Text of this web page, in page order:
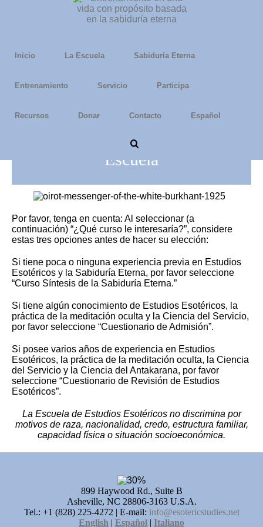
Inicio La Escuela Sabiduría Eterna
Entrenamiento Servicio Participa
Recursos Donar Contacto Español
Solicitud de Admisión a la
Escuela
Por favor, tenga en cuenta: Al seleccionar (a
continuación) “¿Qué curso le interesaría?”, considere
estas tres opciones antes de hacer su elección:
Si tiene poca o ninguna experiencia previa en Estudios
Esotéricos y la Sabiduría Eterna, por favor seleccione
“Curso Síntesis de la Sabiduría Eterna.”
Si tiene algún conocimiento de Estudios Esotéricos, la
práctica de la meditación oculta y la Ciencia del Servicio,
por favor seleccione “Cuestionario de Admisión”.
Si posee varios años de experiencia en Estudios
Esotéricos, la práctica de la meditación oculta, la Ciencia
del Servicio y la Ciencia del Antakarana, por favor
seleccione “Cuestionario de Revisión de Estudios
Esotéricos”.
La Escuela de Estudios Esotéricos no discrimina por
motivos de raza, nacionalidad, credo, estructura familiar,
capacidad física o situación socioeconómica.
899 Haywood Rd., Suite B
Asheville, NC 28806-3163 U.S.A.
Tel.: +1 (828) 225-4272 | E-mail: info@esotericstudies.net
English | Español | Italiano